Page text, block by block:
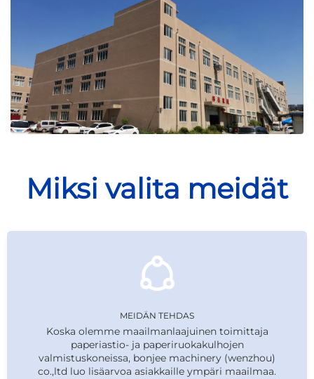
Miksi valita meidät
MEIDÄN TEHDAS
Koska olemme maailmanlaajuinen toimittaja
paperiastio- ja paperiruokakulhojen
valmistuskoneissa, bonjee machinery (wenzhou)
co.,ltd luo lisäarvoa asiakkaille ympäri maailmaa.